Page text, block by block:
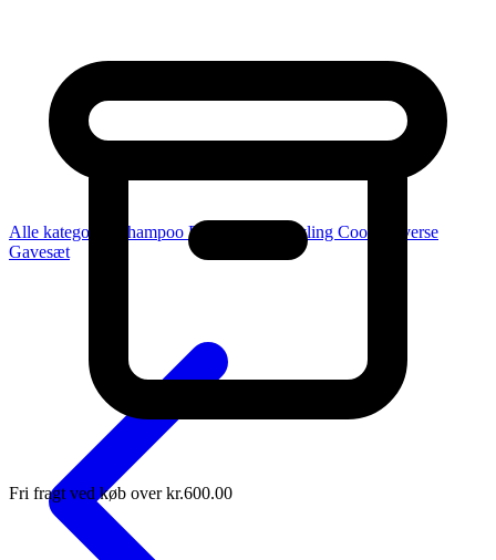
Fri fragt ved køb over kr.600.00
Alle kategorier Shampoo Balsam Styling Coola
Diverse
Gavesæt